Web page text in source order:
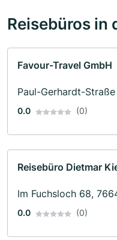
Reisebüros in
Favour-Travel GmbH
Paul-Gerhardt-
0.0 (0)
Reisebüro Dietmar
Im Fuchsloch 68,
0.0 (0)